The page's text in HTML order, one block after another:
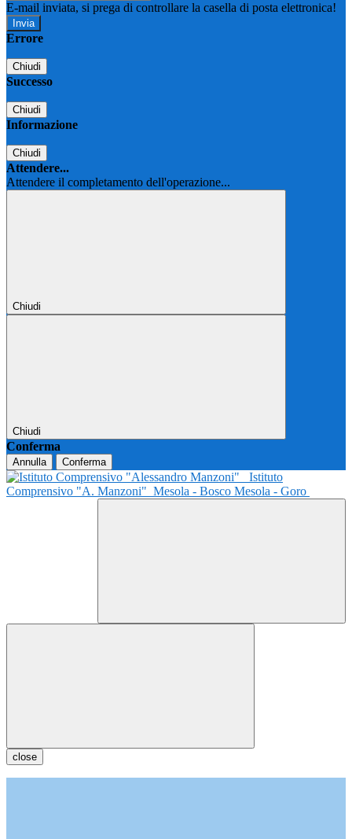
E-mail inviata, si prega di controllare la casella di posta elettronica!
Errore
Chiudi
Successo
Chiudi
Informazione
Chiudi
Attendere...
Attendere il completamento dell'operazione...
Chiudi
Chiudi
Conferma
Annulla Conferma
Istituto
Comprensivo "A. Manzoni" Mesola - Bosco Mesola - Goro
close